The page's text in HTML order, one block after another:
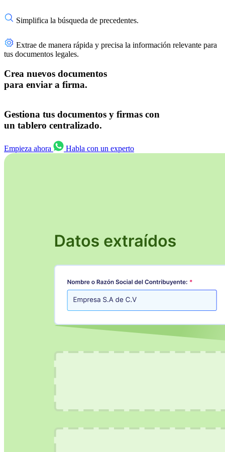
Simplifica la búsqueda de precedentes.
Extrae de manera rápida y precisa la información relevante para
tus documentos legales.
Crea nuevos documentos
para enviar a firma.
Gestiona tus documentos y firmas con
un tablero centralizado.
Empieza ahora Habla con un experto